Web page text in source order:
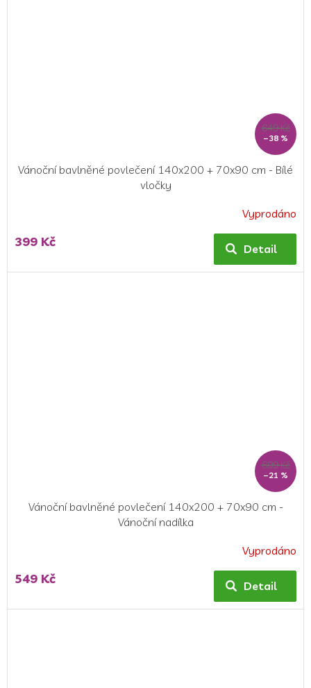
649 Kč
–38 %
Vánoční bavlněné povlečení 140x200 + 70x90 cm - Bílé
vločky
produktu
Vyprodáno
399 Kč Detail
699 Kč
–21 %
Vánoční bavlněné povlečení 140x200 + 70x90 cm -
Vánoční nadílka
Vyprodáno
549 Kč Detail